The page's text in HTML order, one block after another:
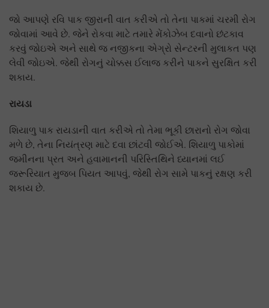
જો આપણે રવિ પાક જીરાની વાત કરીએ તો તેના પાકમાં ચરમી રોગ
જોવામાં આવે છે. જેને રોકવા માટે તમારે મેંકોઝેબ દવાનો છંટકાવ
કરવું જોઇએ અને સાથે જ નજીકના એગ્રો સેન્ટરની મુલાકત પણ
લેવી જોઇએ. જેથી રોગનું ચોક્કસ ઈલાજ કરીને પાકને સુરક્ષિત કરી
શકાય.
રાયડા
શિયાળુ પાક રાયડાની વાત કરીએ તો તેમા ભૂકી છારાનો રોગ જોવા
મળે છે, તેના નિયંત્રણ માટે દવા છાંટવી જોઈએ. શિયાળુ પાકોમાં
જમીનના પ્રત અને હવામાનની પરિસ્તિથિને ધ્યાનમાં લઈ
જરૂરિયાત મુજબ પિયત આપવું, જેથી રોગ સામે પાકનું રક્ષણ કરી
શકાય છે.